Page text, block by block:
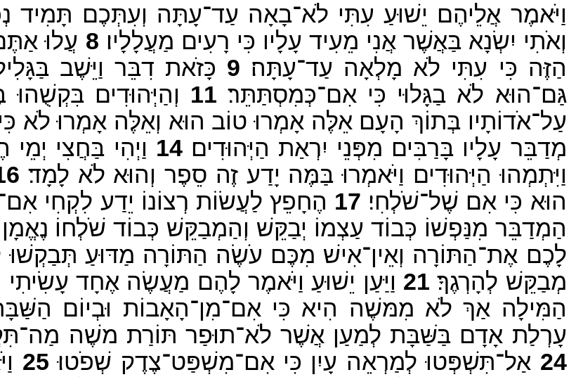
וַיֹּאמֶר אֲלֵיהֶם יֵשׁוּעַ עִתִּי לֹא־בָאָה עַד־עָתָּה וְעִתְּכֶם תָּמִיד
וְאֹתִי יִשְׂנָא בַּאֲשֶׁר אֲנִי מֵעִיד עָלָיו כִּי רָעִים מַעֲלָלָיו׃ 8 עֲלוּ
הַזֶּה כִּי עִתִּי לֹא מָלְאָה עַד־עָתָּה׃ 9 כָּזֹאת דִבֵּר וַיֵּשֶׁב
גַּם־הוּא לֹא בַגָּלוּי כִּי אִם־כְּמִסְתַּתֵּר׃ 11 וְהַיְּהוּדִים בִּקְשֻׁהוּ
עַל־אֹדוֹתָיו בְּתוֹךְ הָעָם אֵלֶּה אָמְרוּ טוֹב הוּא וְאֵלֶּה אָמְרוּ לֹא
מְדַבֵּר עָלָיו בָּרַבִּים מִפְּנֵי יִרְאַת הַיְּהוּדִים׃ 14 וַיְהִי בַּחֲצִי
וַיִּתְמְהוּ הַיְּהוּדִים וַיֹּאמְרוּ בַּמֶּה יָדַע זֶה סֵפֶר וְהוּא לֹא לָמָד׃
הוּא כִּי אִם שֶׁל־שֹׁלְחִי׃ 17 הֶחָפֵץ לַעֲשׂוֹת רְצוֹנוֹ יֵדַע לִקְחִי
הַמְדַבֵּר מִנַּפְשׁוֹ כְּבוֹד עַצְמוֹ יְבַקֵּשׁ וְהַמְבַקֵּשׁ כְּבוֹד שֹׁלְחוֹ נֶאֱמָן
לָכֶם אֶת־הַתּוֹרָה וְאֵין־אִישׁ מִכֶּם עֹשֶׂה הַתּוֹרָה מַדּוּעַ תְּבַקְשׁוּ
מְבַקֵּשׁ לְהָרְגֶךָ׃ 21 וַיַּעַן יֵשׁוּעַ וַיֹּאמֶר לָהֶם מַעֲשֶׂה אֶחָד עָשִׂיתִי
הַמִּילָה אַךְ לֹא מִמּשֶׁה הִיא כִּי אִם־מִן־הָאָבוֹת וּבְיוֹם הַשַּׁבָּת
עָרְלַת אָדָם בַּשַּׁבָּת לְמַעַן אֲשֶׁר לֹא־תוּפַר תּוֹרַת משֶׁה
24 אַל־תִּשְׁפְּטוּ לְמַרְאֵה עָיִן כִּי אִם־מִשְׁפַּט־צֶדֶק שְׁפֹטוּ׃ 25